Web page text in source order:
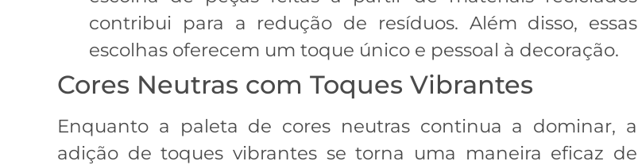
contribui para a redução de resíduos. Além disso, essas
escolhas oferecem um toque único e pessoal à decoração.
Cores Neutras com Toques Vibrantes
Enquanto a paleta de cores neutras continua a dominar, a
adição de toques vibrantes se torna uma maneira eficaz de